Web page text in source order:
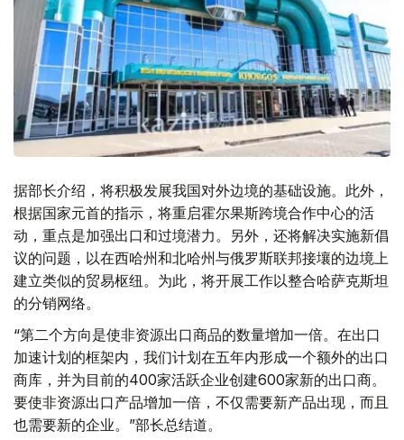
据部长介绍，将积极发展我国对外边境的基础设施。此外，
根据国家元首的指示，将重启霍尔果斯跨境合作中心的活
动，重点是加强出口和过境潜力。另外，还将解决实施新倡
议的问题，以在西哈州和北哈州与俄罗斯联邦接壤的边境上
建立类似的贸易枢纽。为此，将开展工作以整合哈萨克斯坦
的分销网络。
“第二个方向是使非资源出口商品的数量增加一倍。在出口
加速计划的框架内，我们计划在五年内形成一个额外的出口
商库，并为目前的400家活跃企业创建600家新的出口商。
要使非资源出口产品增加一倍，不仅需要新产品出现，而且
也需要新的企业。”部长总结道。